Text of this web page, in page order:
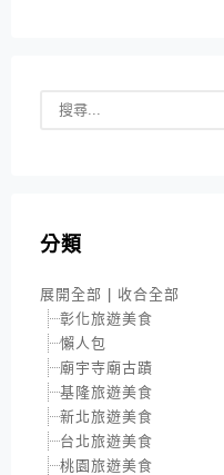
分類
展開全部 | 收合全部
彰化旅遊美食
懶人包
廟宇寺廟古蹟
基隆旅遊美食
新北旅遊美食
台北旅遊美食
桃園旅遊美食